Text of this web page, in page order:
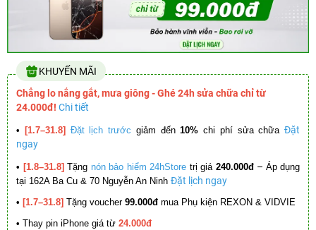
KHUYẾN MÃI
Chẳng lo nắng gắt, mưa giông - Ghé 24h sửa chữa chỉ từ
24.000đ! Chi tiết
• [1.7–31.8] Đặt lịch trước giảm đến10% chi phí sửa chữa Đặt
ngay
• [1.8–31.8] Tặng nón bảo hiểm 24hStore trị giá 240.000đ – Áp dụng
tại 162A Ba Cu & 70 Nguyễn An Ninh Đặt lịch ngay
• [1.7–31.8] Tặng voucher 99.000đ mua Phụ kiện REXON & VIDVIE
• Thay pin iPhone giá từ 24.000đ